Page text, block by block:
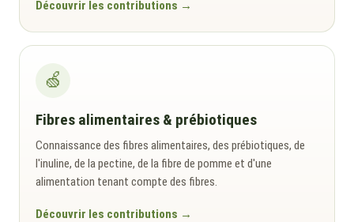
Découvrir les contributions
🍏
Fibres alimentaires & prébiotiques
Connaissance des fibres alimentaires, des prébiotiques, de
l'inuline, de la pectine, de la fibre de pomme et d'une
alimentation tenant compte des fibres.
Découvrir les contributions